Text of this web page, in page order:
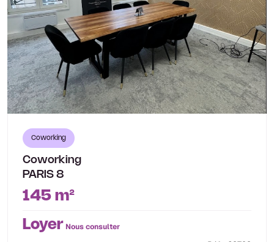
Coworking
Coworking
PARIS 8
145 m²
Loyer Nous consulter